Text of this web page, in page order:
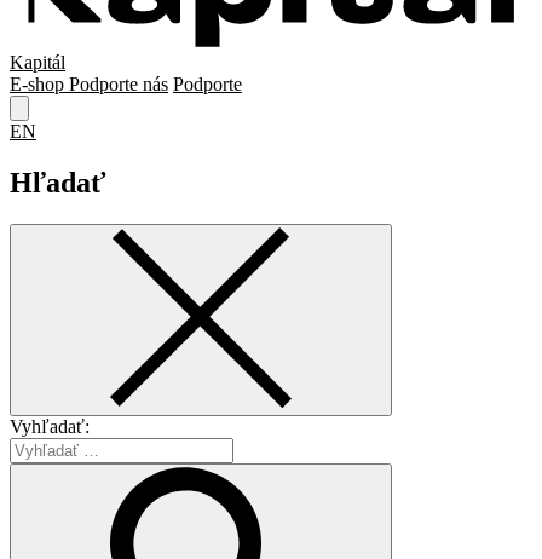
Kapitál
E-shop Podporte nás Podporte
EN
Hľadať
Vyhľadať: